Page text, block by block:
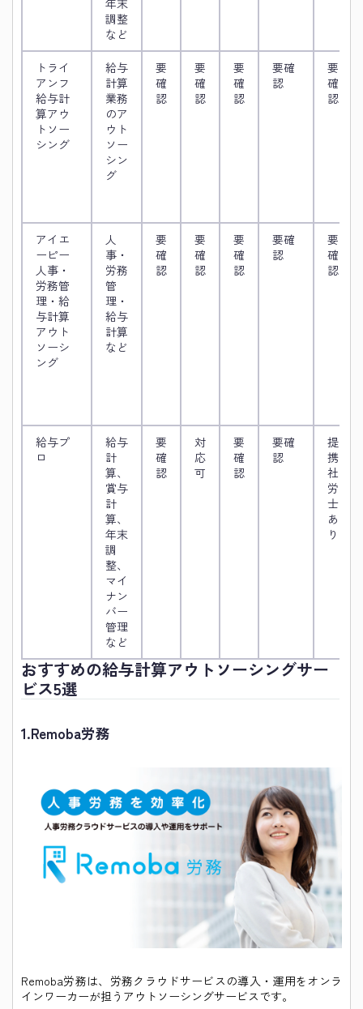
年末
調整
など
トライ
アンフ
給与計
算アウ
トソー
シング
給与
計算
業務
のア
ウト
ソー
シン
グ
要
確
認
要
確
認
要
確
認
要確
認
要
確
認
アイエ
ーピー
人事・
労務管
理・給
与計算
アウト
ソーシ
ング
人
事・
労務
管
理・
給与
計算
など
要
確
認
要
確
認
要
確
認
要確
認
要
確
認
給与プ
ロ
給与
計
算、
賞与
計
算、
年末
調
整、
マイ
ナン
バー
管理
など
要
確
認
対
応
可
要
確
認
要確
認
提
携
社
労
士
あ
り
おすすめの給与計算アウトソーシングサー
ビス5選
1.Remoba労務
Remoba労務は、労務クラウドサービスの導入・運用をオンラ
インワーカーが担うアウトソーシングサービスです。